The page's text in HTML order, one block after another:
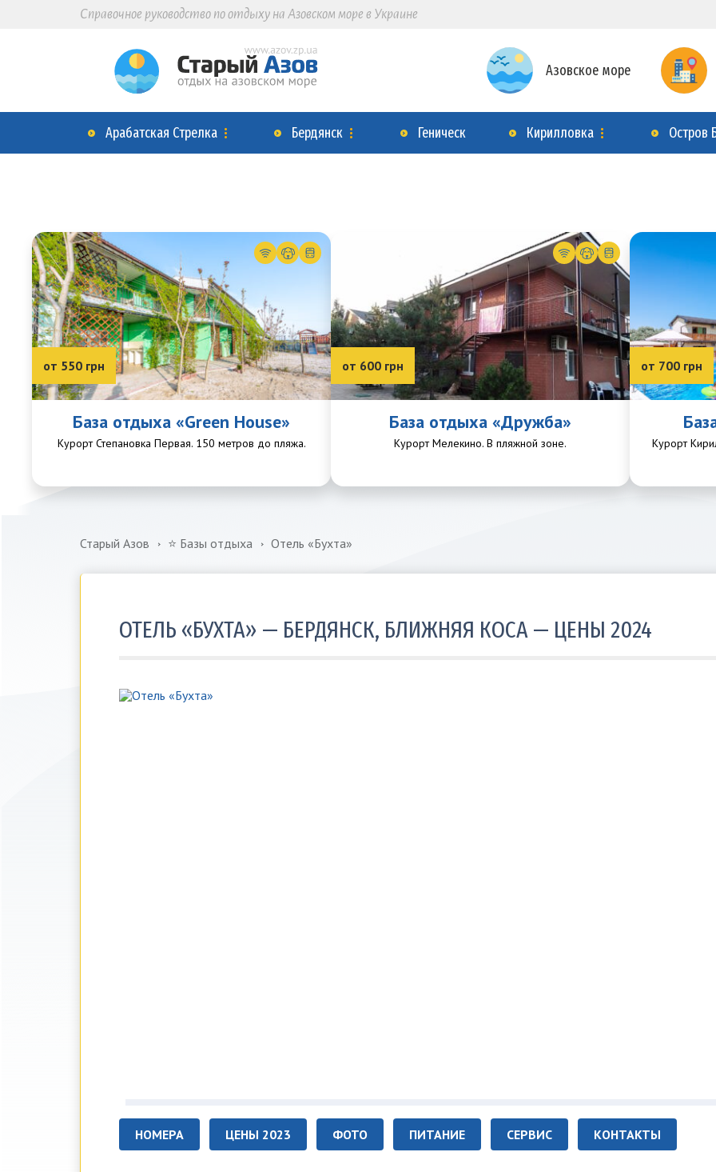
Справочное руководство по отдыху на Азовском море в Украине
Азовское море
Арабатская Стрелка Бердянск Геническ Кирилловка Остров
от 550 грн
База отдыха «Green House»
Курорт Степановка Первая. 150 метров до пляжа.
от 600 грн
База отдыха «Дружба»
Курорт Мелекино. В пляжной зоне.
от 700 грн
Курорт
Старый Азов ⭐️ Базы отдыха Отель «Бухта»
ОТЕЛЬ «БУХТА» — БЕРДЯНСК, БЛИЖНЯЯ КОСА — ЦЕНЫ 2024
НОМЕРА ЦЕНЫ 2023 ФОТО ПИТАНИЕ СЕРВИС КОНТАКТЫ